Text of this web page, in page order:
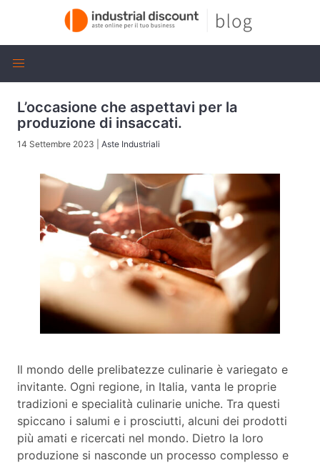
L’occasione che aspettavi per la
produzione di insaccati.
14 Settembre 2023 Aste Industriali
Il mondo delle prelibatezze culinarie è variegato e
invitante. Ogni regione, in Italia, vanta le proprie
tradizioni e specialità culinarie uniche. Tra questi
spiccano i salumi e i prosciutti, alcuni dei prodotti
più amati e ricercati nel mondo. Dietro la loro
produzione si nasconde un processo complesso e